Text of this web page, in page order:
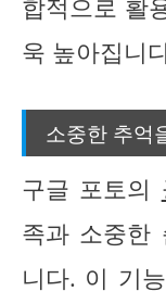
합적으로 활
욱 높아집니
소중한 추억
구글 포토의
족과 소중한
니다. 이 기